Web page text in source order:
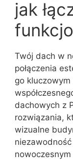
jak
Twój dach w
połączenia
go
dachowych z
rozwiązania,
wizualne